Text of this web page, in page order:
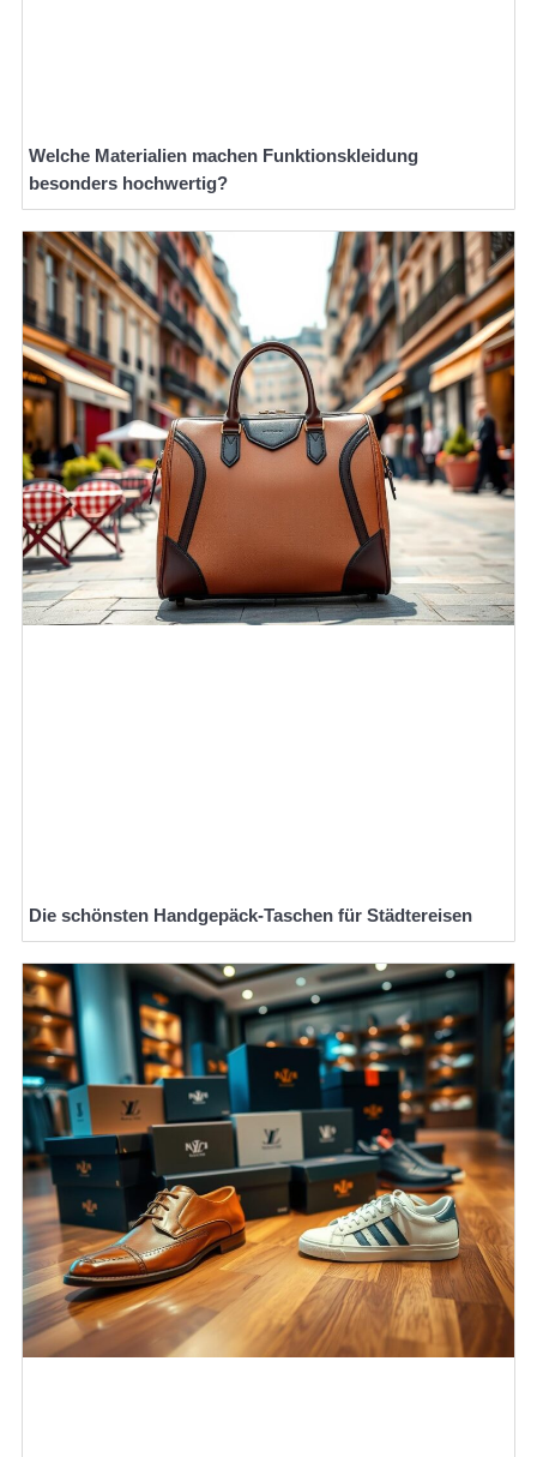
Welche Materialien machen Funktionskleidung
besonders hochwertig?
Die schönsten Handgepäck-Taschen für Städtereisen